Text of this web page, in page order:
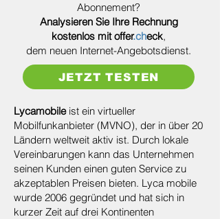
Abonnement?
Analysieren Sie Ihre Rechnung
kostenlos mit offer.check,
dem neuen Internet-Angebotsdienst.
JETZT TESTEN
Lycamobile ist ein virtueller
Mobilfunkanbieter (MVNO), der in über 20
Ländern weltweit aktiv ist. Durch lokale
Vereinbarungen kann das Unternehmen
seinen Kunden einen guten Service zu
akzeptablen Preisen bieten. Lyca mobile
wurde 2006 gegründet und hat sich in
kurzer Zeit auf drei Kontinenten